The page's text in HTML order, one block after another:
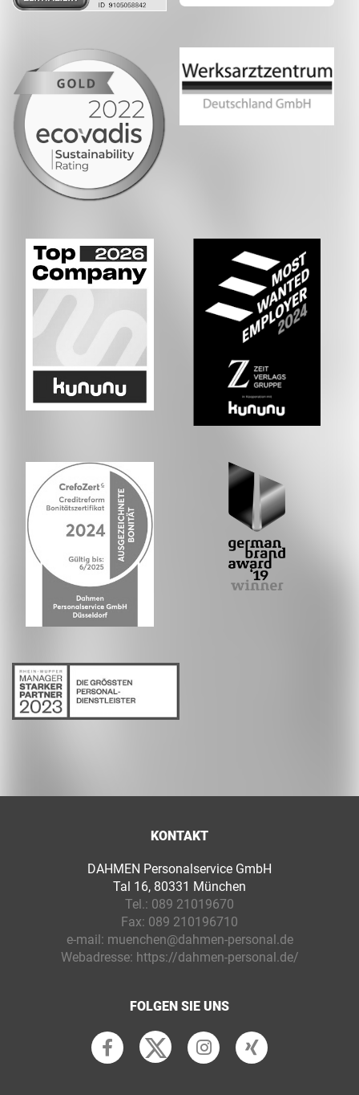
KONTAKT
DAHMEN Personalservice GmbH
Tal 16, 80331 München
Tel.: 089 21019670
Fax: 089 210196710
e-mail: muenchen@dahmen-personal.de
Webadresse: https://dahmen-personal.de/
FOLGEN SIE UNS